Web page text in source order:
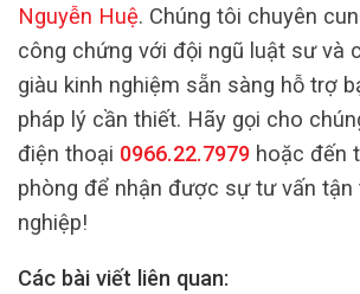
Nguyễn Huệ. Chúng tôi chuyên
công chứng với đội ngũ luật sư và
giàu kinh nghiệm sẵn sàng hỗ trợ
pháp lý cần thiết. Hãy gọi cho
điện thoại 0966.22.7979 hoặc đến
phòng để nhận được sự tư vấn tận
nghiệp!
Các bài viết liên quan: